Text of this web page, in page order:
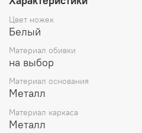
Цвет ножек
Белый
Материал обивки
на выбор
Материал основания
Металл
Материал каркаса
Металл